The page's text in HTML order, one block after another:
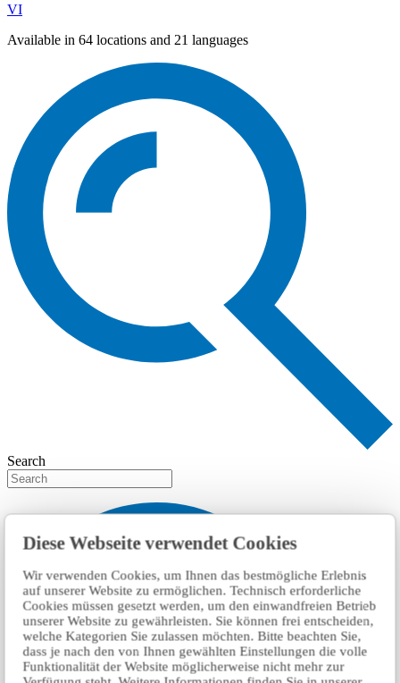
Diese Webseite verwendet Cookies
Wir verwenden Cookies, um Ihnen das bestmögliche Erlebnis
auf unserer Website zu ermöglichen. Technisch erforderliche
Cookies müssen gesetzt werden, um den einwandfreien Betrieb
unserer Website zu gewährleisten. Sie können frei entscheiden,
welche Kategorien Sie zulassen möchten. Bitte beachten Sie,
dass je nach den von Ihnen gewählten Einstellungen die volle
Funktionalität der Website möglicherweise nicht mehr zur
VI
Available in 64 locations and 21 languages
Search